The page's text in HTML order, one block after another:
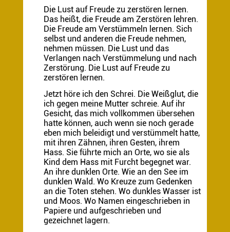
Die Lust auf Freude zu zerstören lernen.
Das heißt, die Freude am Zerstören lehren.
Die Freude am Verstümmeln lernen. Sich
selbst und anderen die Freude nehmen,
nehmen müssen. Die Lust und das
Verlangen nach Verstümmelung und nach
Zerstörung. Die Lust auf Freude zu
zerstören lernen.
Jetzt höre ich den Schrei. Die Weißglut, die
ich gegen meine Mutter schreie. Auf ihr
Gesicht, das mich vollkommen übersehen
hatte können, auch wenn sie noch gerade
eben mich beleidigt und verstümmelt hatte,
mit ihren Zähnen, ihren Gesten, ihrem
Hass. Sie führte mich an Orte, wo sie als
Kind dem Hass mit Furcht begegnet war.
An ihre dunklen Orte. Wie an den See im
dunklen Wald. Wo Kreuze zum Gedenken
an die Toten stehen. Wo dunkles Wasser ist
und Moos. Wo Namen eingeschrieben in
Papiere und aufgeschrieben und
gezeichnet lagern.